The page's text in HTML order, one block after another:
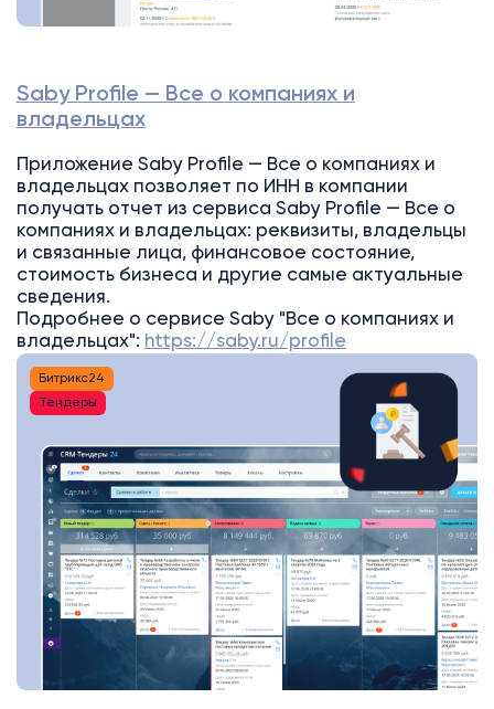
Saby Profile — Все о компаниях и
владельцах
Приложение Saby Profile — Все о компаниях и
владельцах позволяет по ИНН в компании
получать отчет из сервиса Saby Profile — Все о
компаниях и владельцах: реквизиты, владельцы
и связанные лица, финансовое состояние,
стоимость бизнеса и другие самые актуальные
сведения.
Подробнее о сервисе Saby "Все о компаниях и
владельцах": https://saby.ru/profile
Битрикс24
Тендеры